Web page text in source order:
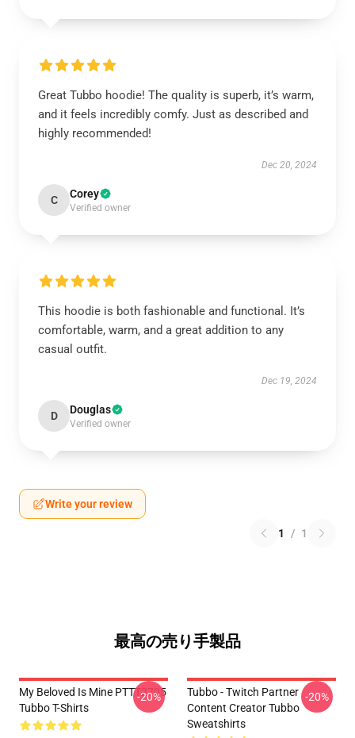
Great Tubbo hoodie! The quality is superb, it’s warm,
and it feels incredibly comfy. Just as described and
highly recommended!
Dec 20, 2024
C Corey
Verified owner
This hoodie is both fashionable and functional. It’s
comfortable, warm, and a great addition to any
casual outfit.
Dec 19, 2024
D Douglas
Verified owner
Write your review
1 / 1
最高の売り手製品
My Beloved Is Mine PTTT2705
Tubbo T-Shirts
-20%
Tubbo - Twitch Partner
Content Creator Tubbo
Sweatshirts
-20%